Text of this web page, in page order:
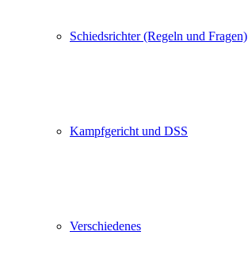
Schiedsrichter (Regeln und Fragen)
Kampfgericht und DSS
Verschiedenes